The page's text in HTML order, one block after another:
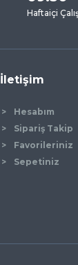
Haftaiçi
İletişim
Hesabım
Sipariş Takip
Favorileriniz
Sepetiniz